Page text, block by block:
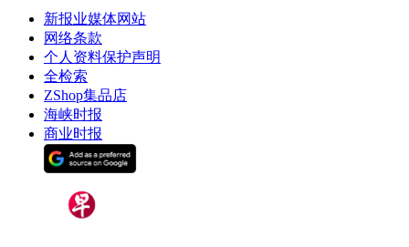
新报业媒体网站
网络条款
个人资料保护声明
全检索
ZShop集品店
海峡时报
商业时报